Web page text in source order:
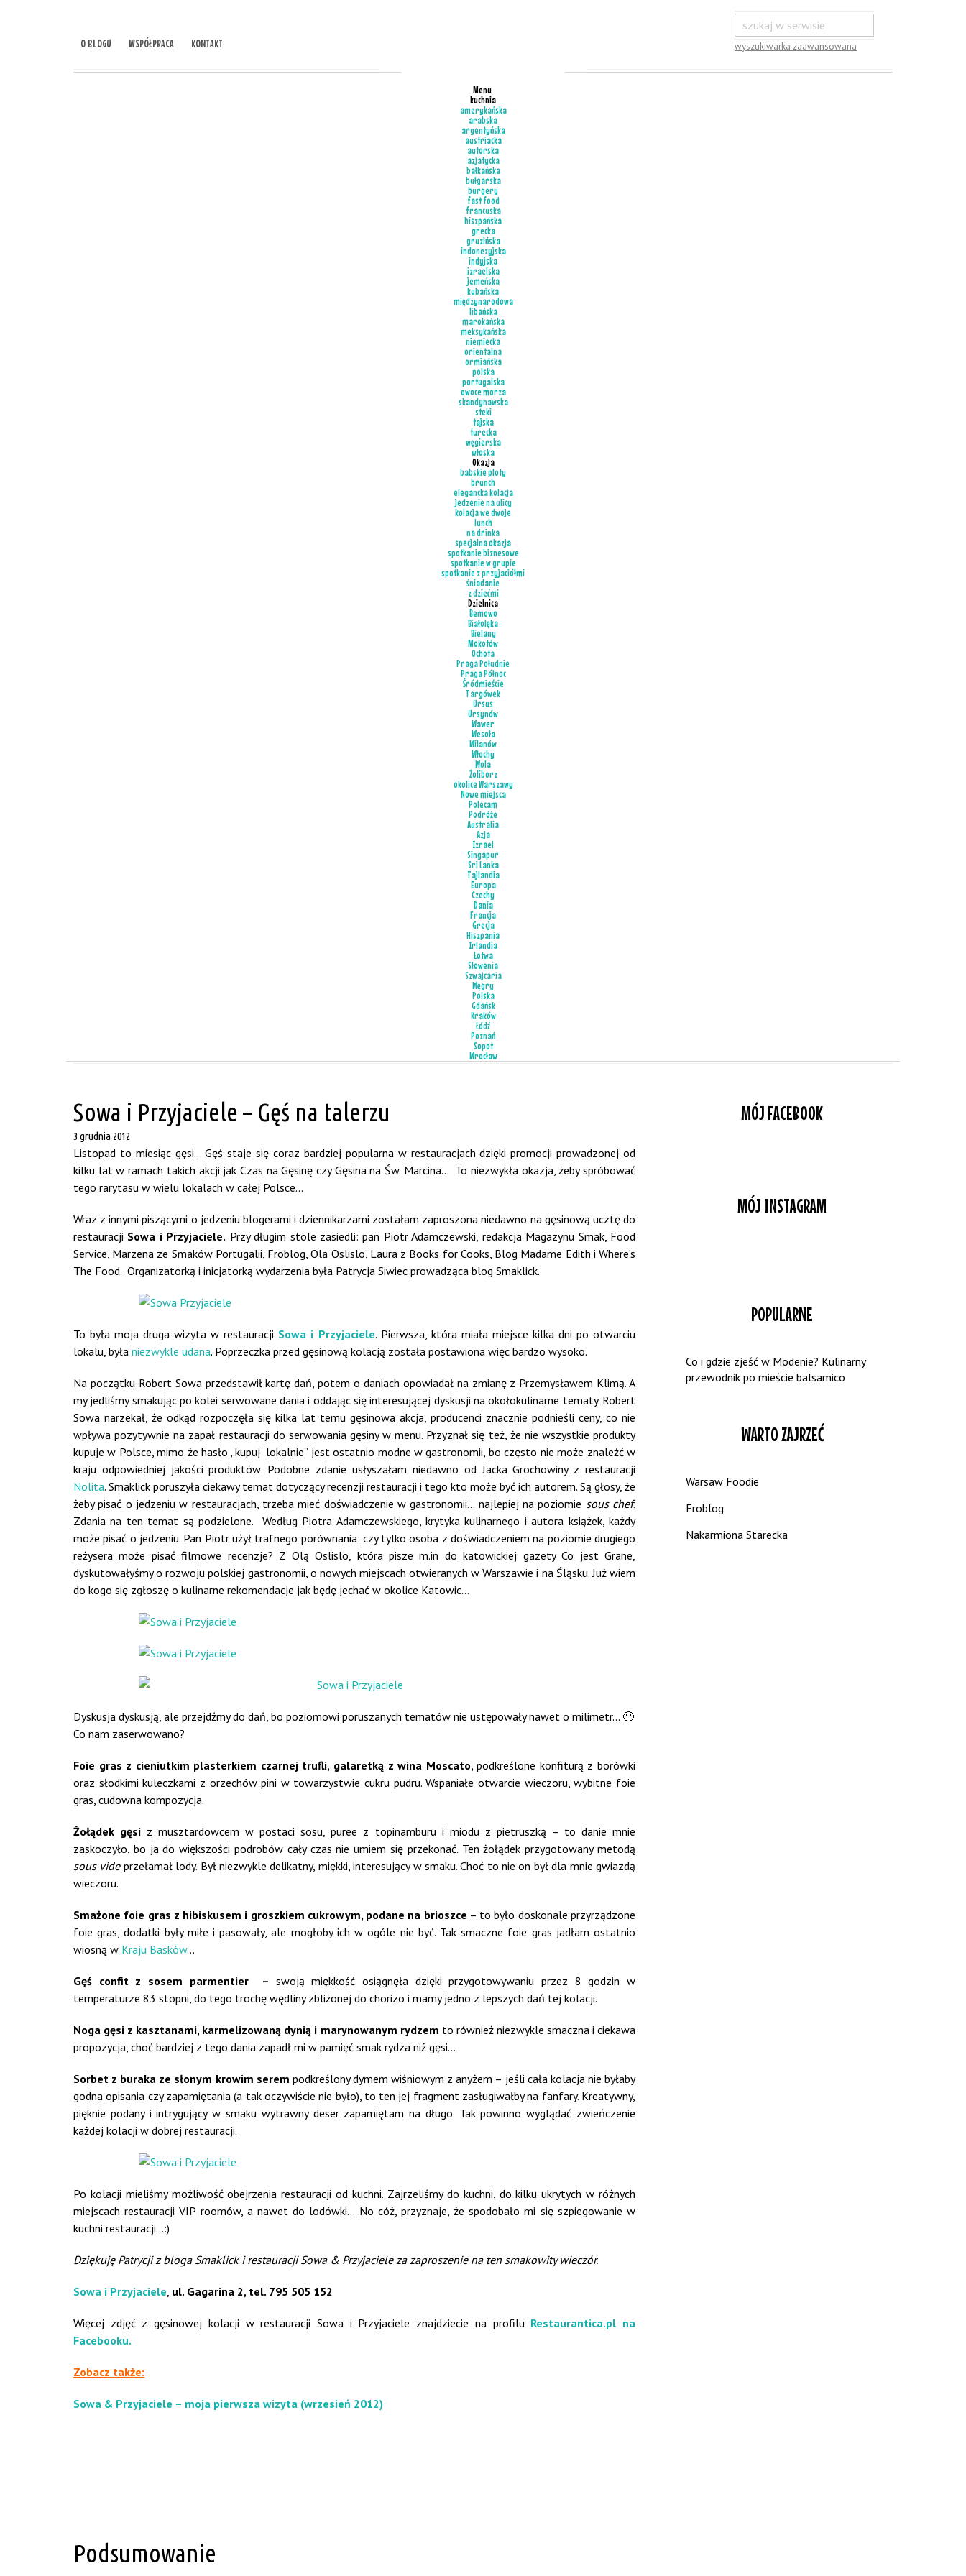
O BLOGU WSPÓŁPRACA KONTAKT wyszukiwarka zaawansowana
Menu
kuchnia
amerykańska
arabska
argentyńska
austriacka
autorska
azjatycka
bałkańska
bułgarska
burgery
fast food
francuska
hiszpańska
grecka
gruzińska
indonezyjska
indyjska
izraelska
jemeńska
kubańska
międzynarodowa
libańska
marokańska
meksykańska
niemiecka
orientalna
ormiańska
polska
portugalska
owoce morza
skandynawska
steki
tajska
turecka
węgierska
włoska
Okazja
babskie ploty
brunch
elegancka kolacja
jedzenie na ulicy
kolacja we dwoje
lunch
na drinka
specjalna okazja
spotkanie biznesowe
spotkanie w grupie
spotkanie z przyjaciółmi
śniadanie
z dziećmi
Dzielnica
Bemowo
Białolęka
Bielany
Mokotów
Ochota
Praga Południe
Praga Północ
Śródmieście
Targówek
Ursus
Ursynów
Wawer
Wesoła
Wilanów
Włochy
Wola
Żoliborz
okolice Warszawy
Nowe miejsca
Polecam
Podróże
Australia
Azja
Izrael
Singapur
Sri Lanka
Tajlandia
Europa
Czechy
Dania
Francja
Grecja
Hiszpania
Irlandia
Łotwa
Słowenia
Szwajcaria
Węgry
Polska
Gdańsk
Kraków
Łódź
Poznań
Sopot
Wrocław
Sowa i Przyjaciele – Gęś na talerzu
3 grudnia 2012
Listopad to miesiąc gęsi… Gęś staje się coraz bardziej popularna w restauracjach dzięki promocji prowadzonej od
kilku lat w ramach takich akcji jak Czas na Gęsinę czy Gęsina na Św. Marcina… To niezwykła okazja, żeby spróbować
tego rarytasu w wielu lokalach w całej Polsce…
Wraz z innymi piszącymi o jedzeniu blogerami i dziennikarzami zostałam zaproszona niedawno na gęsinową ucztę do
restauracji Sowa i Przyjaciele. Przy długim stole zasiedli: pan Piotr Adamczewski, redakcja Magazynu Smak, Food
Service, Marzena ze Smaków Portugalii, Froblog, Ola Oslislo, Laura z Books for Cooks, Blog Madame Edith i Where’s
The Food. Organizatorką i inicjatorką wydarzenia była Patrycja Siwiec prowadząca blog Smaklick.
To była moja druga wizyta w restauracji Sowa i Przyjaciele. Pierwsza, która miała miejsce kilka dni po otwarciu
lokalu, była niezwykle udana. Poprzeczka przed gęsinową kolacją została postawiona więc bardzo wysoko.
Na początku Robert Sowa przedstawił kartę dań, potem o daniach opowiadał na zmianę z Przemysławem Klimą. A
my jedliśmy smakując po kolei serwowane dania i oddając się interesującej dyskusji na okołokulinarne tematy. Robert
Sowa narzekał, że odkąd rozpoczęła się kilka lat temu gęsinowa akcja, producenci znacznie podnieśli ceny, co nie
wpływa pozytywnie na zapał restauracji do serwowania gęsiny w menu. Przyznał się też, że nie wszystkie produkty
kupuje w Polsce, mimo że hasło „kupuj lokalnie” jest ostatnio modne w gastronomii, bo często nie może znaleźć w
kraju odpowiedniej jakości produktów. Podobne zdanie usłyszałam niedawno od Jacka Grochowiny z restauracji
Nolita. Smaklick poruszyła ciekawy temat dotyczący recenzji restauracji i tego kto może być ich autorem. Są głosy, że
żeby pisać o jedzeniu w restauracjach, trzeba mieć doświadczenie w gastronomii… najlepiej na poziomie sous chef.
Zdania na ten temat są podzielone. Według Piotra Adamczewskiego, krytyka kulinarnego i autora książek, każdy
może pisać o jedzeniu. Pan Piotr użył trafnego porównania: czy tylko osoba z doświadczeniem na poziomie drugiego
reżysera może pisać filmowe recenzje? Z Olą Oslislo, która pisze m.in do katowickiej gazety Co jest Grane,
dyskutowałyśmy o rozwoju polskiej gastronomii, o nowych miejscach otwieranych w Warszawie i na Śląsku. Już wiem
do kogo się zgłoszę o kulinarne rekomendacje jak będę jechać w okolice Katowic…
Dyskusja dyskusją, ale przejdźmy do dań, bo poziomowi poruszanych tematów nie ustępowały nawet o milimetr… 🙂
Co nam zaserwowano?
Foie gras z cieniutkim plasterkiem czarnej trufli, galaretką z wina Moscato,podkreślone konfiturą z borówki
oraz słodkimi kuleczkami z orzechów pini w towarzystwie cukru pudru. Wspaniałe otwarcie wieczoru, wybitne foie
gras, cudowna kompozycja.
Żołądek gęsi z musztardowcem w postaci sosu, puree z topinamburu i miodu z pietruszką – to danie mnie
zaskoczyło, bo ja do większości podrobów cały czas nie umiem się przekonać. Ten żołądek przygotowany metodą
sous videprzełamał lody. Był niezwykle delikatny, miękki, interesujący w smaku. Choć to nie on był dla mnie gwiazdą
wieczoru.
Smażone foie gras z hibiskusem i groszkiem cukrowym, podane na brioszce – to było doskonale przyrządzone
foie gras, dodatki były miłe i pasowały, ale mogłoby ich w ogóle nie być. Tak smaczne foie gras jadłam ostatnio
wiosną w Kraju Basków…
Gęś confit z sosem parmentier – swoją miękkość osiągnęła dzięki przygotowywaniu przez 8 godzin w
temperaturze 83 stopni, do tego trochę wędliny zbliżonej do chorizo i mamy jedno z lepszych dań tej kolacji.
Noga gęsi z kasztanami, karmelizowaną dynią i marynowanym rydzem to również niezwykle smaczna i ciekawa
propozycja, choć bardziej z tego dania zapadł mi w pamięć smak rydza niż gęsi…
Sorbet z buraka ze słonym krowim serem podkreślony dymem wiśniowym z anyżem – jeśli cała kolacja nie byłaby
godna opisania czy zapamiętania (a tak oczywiście nie było), to ten jej fragment zasługiwałby na fanfary. Kreatywny,
pięknie podany i intrygujący w smaku wytrawny deser zapamiętam na długo. Tak powinno wyglądać zwieńczenie
każdej kolacji w dobrej restauracji.
Po kolacji mieliśmy możliwość obejrzenia restauracji od kuchni. Zajrzeliśmy do kuchni, do kilku ukrytych w różnych
miejscach restauracji VIP roomów, a nawet do lodówki… No cóż, przyznaje, że spodobało mi się szpiegowanie w
kuchni restauracji…:)
Dziękuję Patrycji z bloga Smaklick i restauracji Sowa & Przyjaciele za zaproszenie na ten smakowity wieczór.
Sowa i Przyjaciele, ul. Gagarina 2, tel. 795 505 152
Więcej zdjęć z gęsinowej kolacji w restauracji Sowa i Przyjaciele znajdziecie na profilu Restaurantica.pl na
Facebooku.
Zobacz także:
Sowa & Przyjaciele – moja pierwsza wizyta (wrzesień 2012)
Podsumowanie
MÓJ FACEBOOK
MÓJ INSTAGRAM
POPULARNE
Co i gdzie zjeść w Modenie? Kulinarny
przewodnik po mieście balsamico
WARTO ZAJRZEĆ
Warsaw Foodie
Froblog
Nakarmiona Starecka